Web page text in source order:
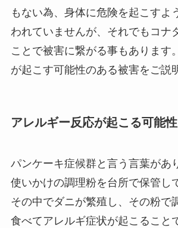
もない為、身体に危険を起こすよ
われていませんが、それでもコナ
ことで被害に繋がる事もあります
が起こす可能性のある被害をご説
アレルギー反応が起こる可能性
パンケーキ症候群と言う言葉があ
使いかけの調理粉を台所で保管し
その中でダニが繁殖し、その粉で
食べてアレルギ症状が起こること